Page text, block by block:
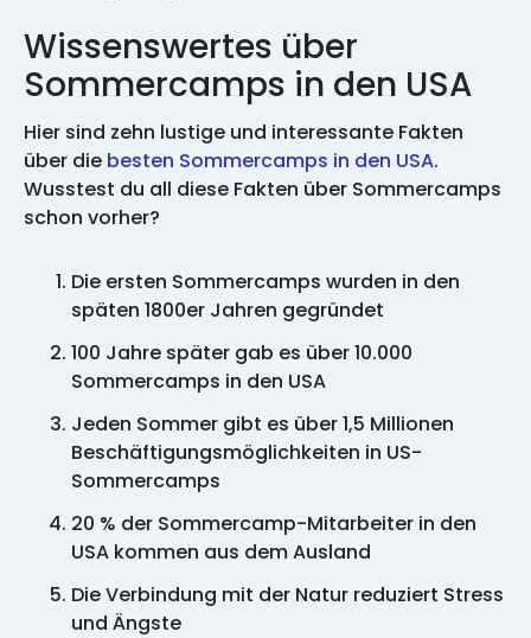
Wissenswertes über
Sommercamps in den USA
Hier sind zehn lustige und interessante Fakten
über die besten Sommercamps in den USA.
Wusstest du all diese Fakten über Sommercamps
schon vorher?
Die ersten Sommercamps wurden in den
späten 1800er Jahren gegründet
100 Jahre später gab es über 10.000
Sommercamps in den USA
Jeden Sommer gibt es über 1,5 Millionen
Beschäftigungsmöglichkeiten in US-
Sommercamps
20 % der Sommercamp-Mitarbeiter in den
USA kommen aus dem Ausland
Die Verbindung mit der Natur reduziert Stress
und Ängste